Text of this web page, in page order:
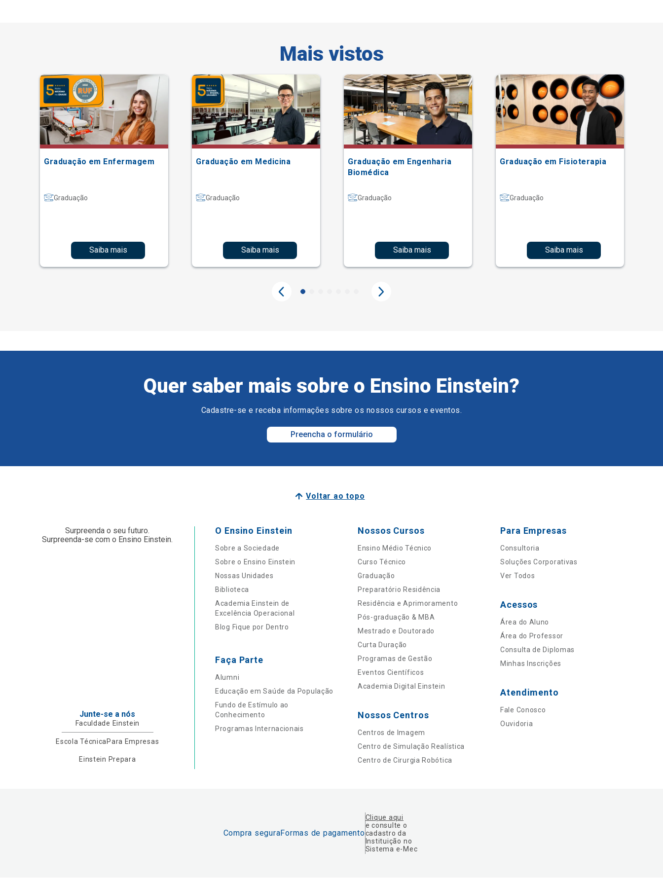
Mais vistos
Graduação em Enfermagem
Graduação
Saiba mais
Graduação em Medicina
Graduação
Saiba mais
Graduação em Engenharia
Biomédica
Graduação
Saiba mais
Graduação em Fisioterapia
Graduação
Saiba mais
Quer saber mais sobre o Ensino Einstein?
Cadastre-se e receba informações sobre os nossos cursos e eventos.
Preencha o formulário
Voltar ao topo
Surpreenda o seu futuro.
Surpreenda-se com o Ensino Einstein.
Junte-se a nós
Faculdade Einstein
Escola Técnica Para Empresas
Einstein Prepara
O Ensino Einstein
Sobre a Sociedade
Sobre o Ensino Einstein
Nossas Unidades
Biblioteca
Academia Einstein de
Excelência Operacional
Blog Fique por Dentro
Faça Parte
Alumni
Educação em Saúde da População
Fundo de Estímulo ao
Conhecimento
Programas Internacionais
Nossos Cursos
Ensino Médio Técnico
Curso Técnico
Graduação
Preparatório Residência
Residência e Aprimoramento
Pós-graduação & MBA
Mestrado e Doutorado
Curta Duração
Programas de Gestão
Eventos Científicos
Academia Digital Einstein
Nossos Centros
Centros de Imagem
Centro de Simulação Realística
Centro de Cirurgia Robótica
Para Empresas
Consultoria
Soluções Corporativas
Ver Todos
Acessos
Área do Aluno
Área do Professor
Consulta de Diplomas
Minhas Inscrições
Atendimento
Fale Conosco
Ouvidoria
Compra seguraFormas de pagamento
Clique aqui
e consulte o
cadastro da
Instituição no
Sistema e-Mec